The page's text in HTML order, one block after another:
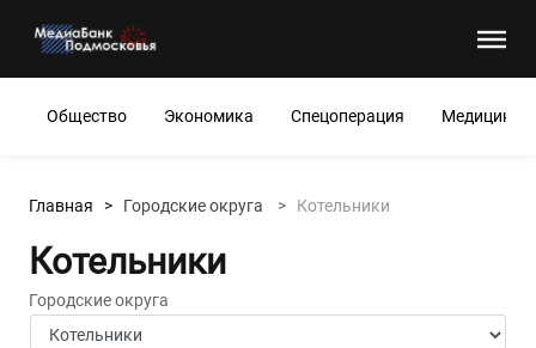
Общество Экономика Спецоперация Медицина
Главная > Городские округа > Котельники
Котельники
Городские округа